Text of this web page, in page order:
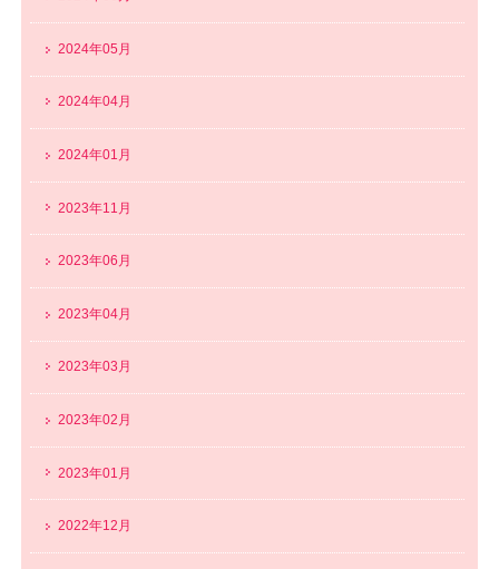
2024年05月
2024年04月
2024年01月
2023年11月
2023年06月
2023年04月
2023年03月
2023年02月
2023年01月
2022年12月